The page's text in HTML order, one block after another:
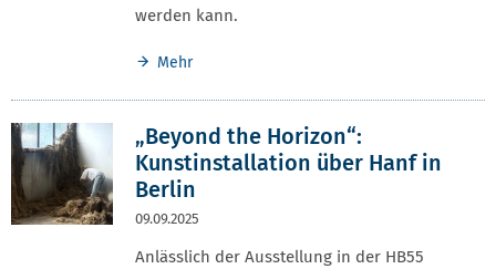
werden kann.
Mehr
„Beyond the Horizon“:
Kunstinstallation über Hanf in
Berlin
09.09.2025
Anlässlich der Ausstellung in der HB55